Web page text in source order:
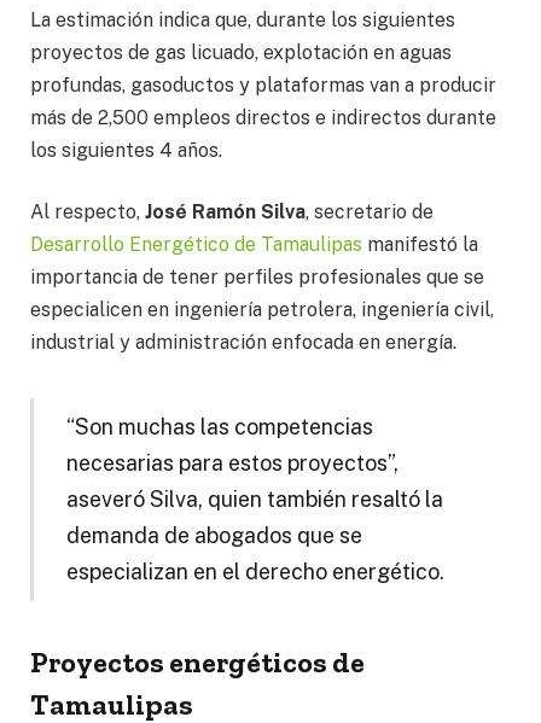
La estimación indica que, durante los siguientes
proyectos de gas licuado, explotación en aguas
profundas, gasoductos y plataformas van a producir
más de 2,500 empleos directos e indirectos durante
los siguientes 4 años.
Al respecto, José Ramón Silva, secretario de
Desarrollo Energético de Tamaulipas manifestó la
importancia de tener perfiles profesionales que se
especialicen en ingeniería petrolera, ingeniería civil,
industrial y administración enfocada en energía.
“Son muchas las competencias
necesarias para estos proyectos”,
aseveró Silva, quien también resaltó la
demanda de abogados que se
especializan en el derecho energético.
Proyectos energéticos de
Tamaulipas